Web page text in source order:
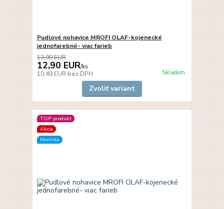
Pudlové nohavice MROFI OLAF-kojenecké
jednofarebné- viac farieb
13,90 EUR
12,90 EUR/ks
10,49 EUR bez DPH Skladom
Zvoliť variant
TOP produkt
Akcia
Novinka